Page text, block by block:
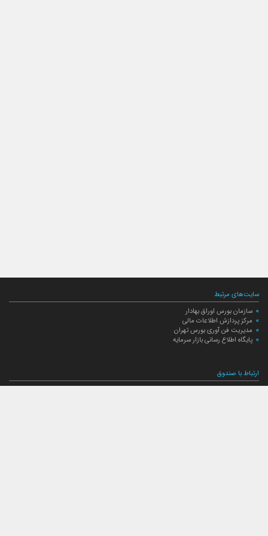
سایت‌های مرتبط
سازمان بورس اوراق بهادار
مرکز پردازش اطلاعات مالی
مدیریت فن آوری بورس تهران
پایگاه اطلاع رسانی بازار سرمایه
ارتباط با صندوق